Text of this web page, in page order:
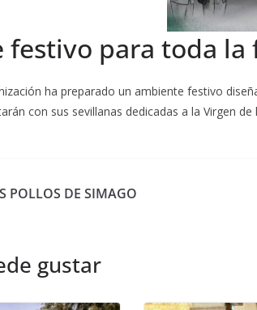
festivo para toda la
ha preparado un ambiente festivo
con sus sevillanas dedicadas a la Virgen
POLLOS DE SIMAGO
gustar